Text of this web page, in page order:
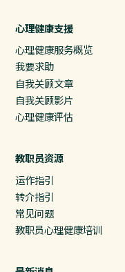
心理健康支援
心理健康服务概览
我要求助
自我关顾文章
自我关顾影片
心理健康评估
教职员资源
运作指引
转介指引
常见问题
教职员心理健康培训